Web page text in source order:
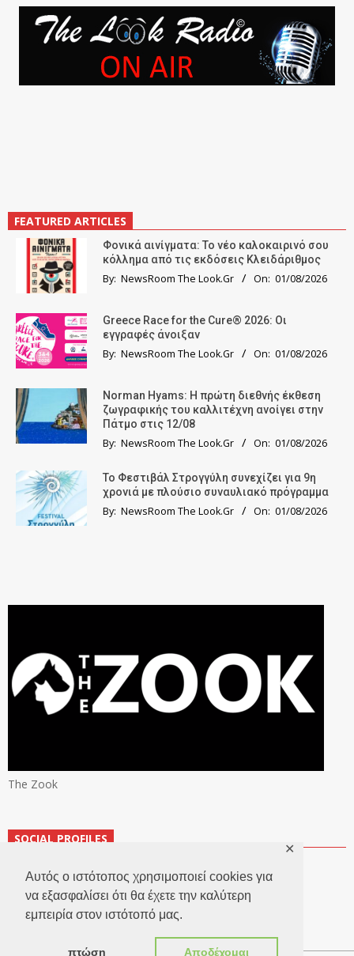
Αυτός ο ιστότοπος χρησιμοποιεί cookies για
να εξασφαλίσει ότι θα έχετε την καλύτερη
εμπειρία στον ιστότοπό μας.
πτώση Αποδέχομαι
✕
FEATURED ARTICLES
Φονικά αινίγματα: Το νέο καλοκαιρινό σου
κόλλημα από τις εκδόσεις Κλειδάριθμος
By: NewsRoom The Look.Gr On: 01/08/2026
Greece Race for the Cure® 2026: Οι
εγγραφές άνοιξαν
By: NewsRoom The Look.Gr On: 01/08/2026
Norman Hyams: Η πρώτη διεθνής έκθεση
ζωγραφικής του καλλιτέχνη ανοίγει στην
Πάτμο στις 12/08
By: NewsRoom The Look.Gr On: 01/08/2026
Το Φεστιβάλ Στρογγύλη συνεχίζει για 9η
χρονιά με πλούσιο συναυλιακό πρόγραμμα
By: NewsRoom The Look.Gr On: 01/08/2026
The Zook
SOCIAL PROFILES